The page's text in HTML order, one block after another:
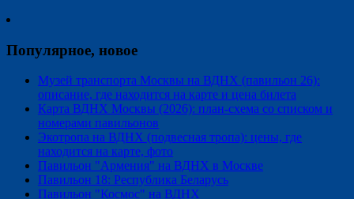
Популярное, новое
Музей транспорта Москвы на ВДНХ (павильон 26):
описание, где находится на карте и цена билета
Карта ВДНХ Москвы (2026): план-схема со списком и
номерами павильонов
Экотропа на ВДНХ (подвесная тропа): цены, где
находится на карте, фото
Павильон "Армения" на ВДНХ в Москве
Павильон 18: Республика Беларусь
Павильон "Космос" на ВДНХ